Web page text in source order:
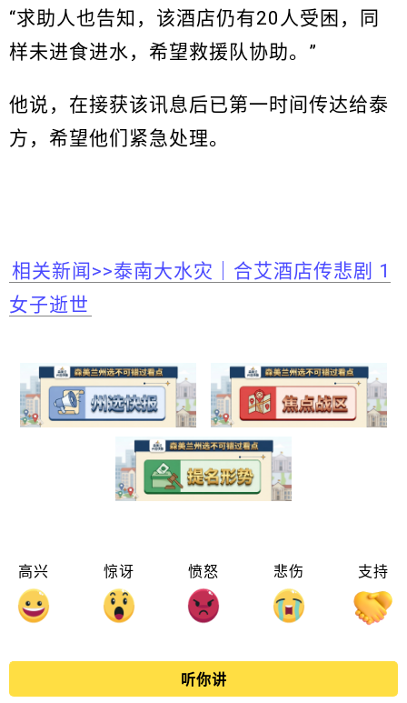
“求助人也告知，该酒店仍有20人受困，同
样未进食进水，希望救援队协助。”
他说，在接获该讯息后已第一时间传达给泰
方，希望他们紧急处理。
相关新闻>>泰南大水灾｜合艾酒店传悲剧 1
女子逝世
高兴 惊讶 愤怒 悲伤 支持
听你讲